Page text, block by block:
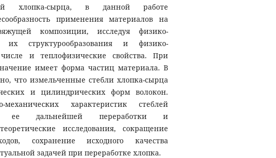
хлопка-сырца, в данной работе
применения материалов на
композиции, исследуя физико-
их структурообразования и физико-
и теплофизические свойства. При
имеет форма частиц материала. В
что измельченные стебли хлопка-сырца
и цилиндрических форм волокон.
механических характеристик стеблей
ее дальнейшей переработки и
исследования, сокращение
сохранение исходного качества
задачей при переработке хлопка.